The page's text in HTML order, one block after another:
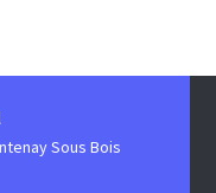
Sous Bois